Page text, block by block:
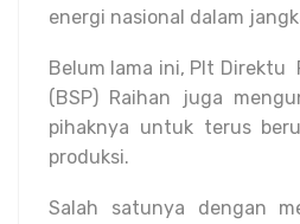
energi nasional dalam
Belum lama ini, Plt Direktu
(BSP) Raihan juga
pihaknya untuk terus
produksi.
Salah satunya dengan